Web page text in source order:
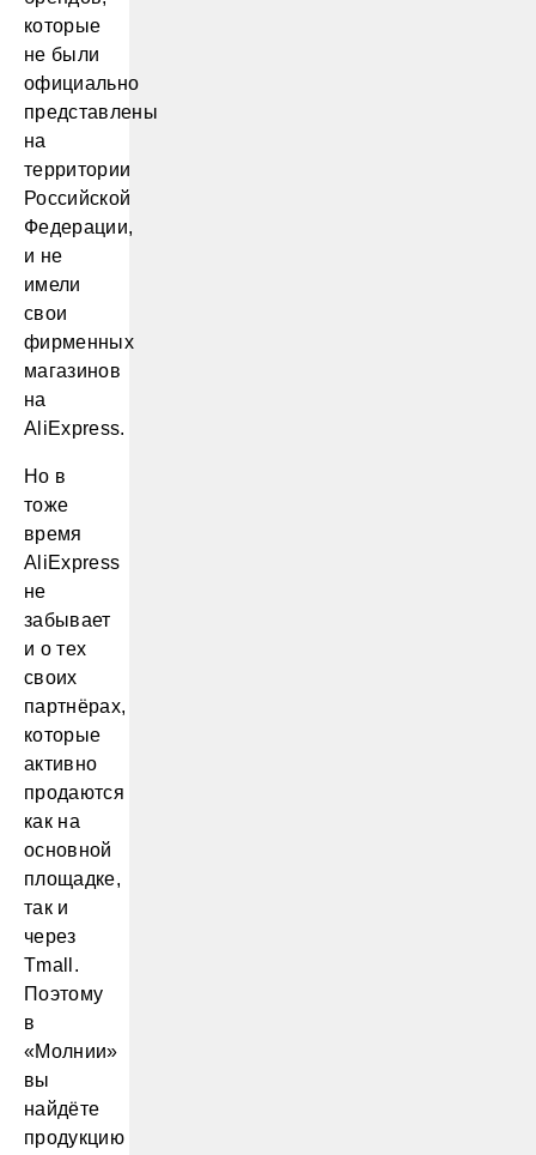
которые
не были
официально
представлены
на
территории
Российской
Федерации,
и не
имели
свои
фирменных
магазинов
на
AliExpress.
Но в
тоже
время
AliExpress
не
забывает
и о тех
своих
партнёрах,
которые
активно
продаются
как на
основной
площадке,
так и
через
Tmall.
Поэтому
в
«Молнии»
вы
найдёте
продукцию